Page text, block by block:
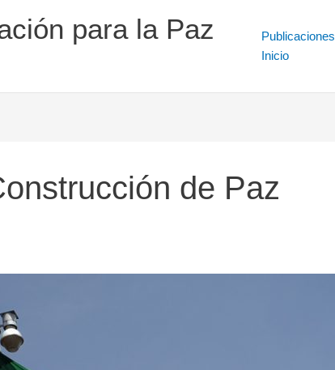
para la Paz
Publicaciones
Inicio
de Paz